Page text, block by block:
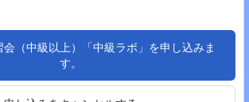
（中級以上）「中級ラボ」を申し込みま
す。